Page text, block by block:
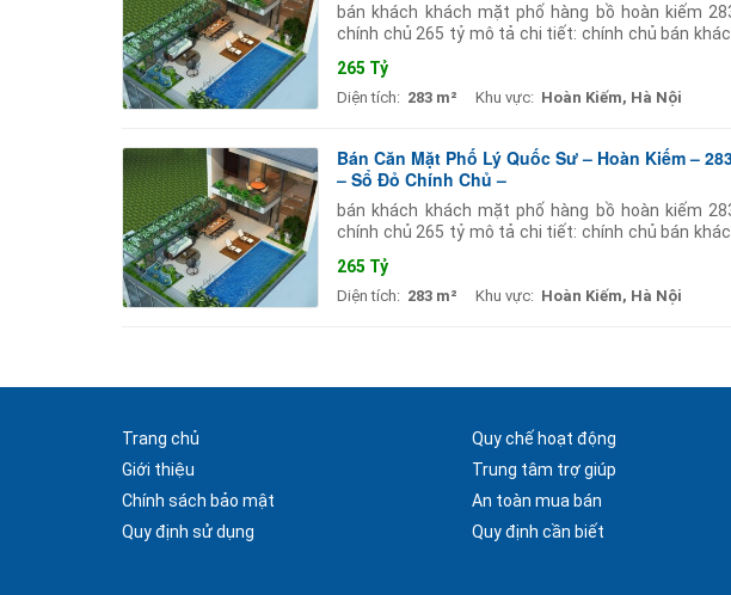
bán khách khách mặt phố hàng bồ hoàn kiếm
chính chủ 265 tỷ mô tả chi tiết: chính chủ bán
265 Tỷ
Diện tích: 283 m² Khu vực: Hoàn Kiếm, Hà Nội
Bán Căn Mặt Phố Lý Quốc Sư – Hoàn Kiếm –
– Sổ Đỏ Chính Chủ –
bán khách khách mặt phố hàng bồ hoàn kiếm
chính chủ 265 tỷ mô tả chi tiết: chính chủ bán
265 Tỷ
Diện tích: 283 m² Khu vực: Hoàn Kiếm, Hà Nội
Trang chủ
Giới thiệu
Chính sách bảo mật
Quy định sử dụng
Quy chế hoạt động
Trung tâm trợ giúp
An toàn mua bán
Quy định cần biết